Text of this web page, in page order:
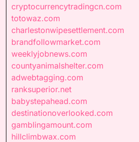
cryptocurrencytradingcn.com
totowaz.com
charlestonwipesettlement.com
brandfollowmarket.com
weeklyjobnews.com
countyanimalshelter.com
adwebtagging.com
ranksuperior.net
babystepahead.com
destinationoverlooked.com
gamblingamount.com
hillclimbwax.com